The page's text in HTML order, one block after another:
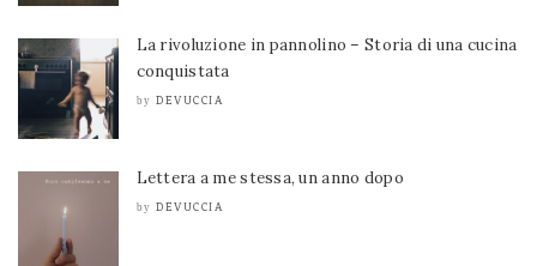
La rivoluzione in pannolino – Storia di una cucina
conquistata
by DEVUCCIA
Lettera a me stessa, un anno dopo
by DEVUCCIA